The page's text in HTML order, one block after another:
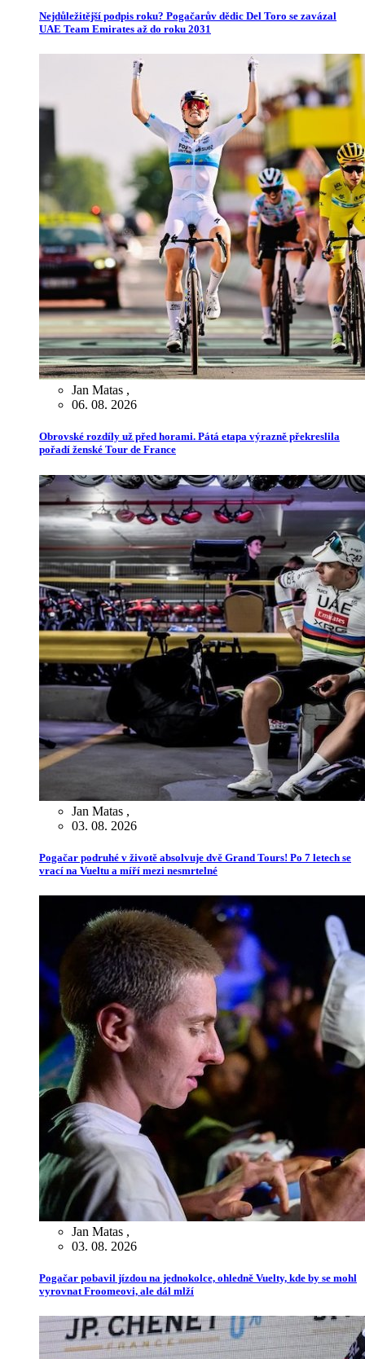
Nejdůležitější podpis roku? Pogačarův dědic Del Toro se zavázal
UAE Team Emirates až do roku 2031
Jan Matas ,
06. 08. 2026
Obrovské rozdíly už před horami. Pátá etapa výrazně překreslila
pořadí ženské Tour de France
Jan Matas ,
03. 08. 2026
Pogačar podruhé v životě absolvuje dvě Grand Tours! Po 7 letech se
vrací na Vueltu a míří mezi nesmrtelné
Jan Matas ,
03. 08. 2026
Pogačar pobavil jízdou na jednokolce, ohledně Vuelty, kde by se mohl
vyrovnat Froomeovi, ale dál mlží